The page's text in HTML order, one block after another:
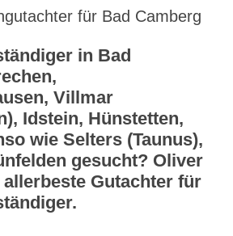
für Bad Camberg
in Bad
Villmar
Idstein, Hünstetten,
wie Selters (Taunus),
gesucht? Oliver
Gutachter für